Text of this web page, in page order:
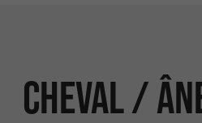
Cheval /